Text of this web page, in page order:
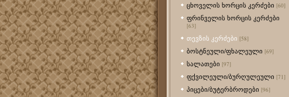
ცხოველის ხორცის კერძები [60]
ფრინველის ხორცის კერძები
[63]
თევზის კერძები [58]
ბოსტნეული/ფხალეული [69]
სალათები [97]
ფქვილეული/ბურღულეული [71]
პიცები/ბუტერბროდები [96]